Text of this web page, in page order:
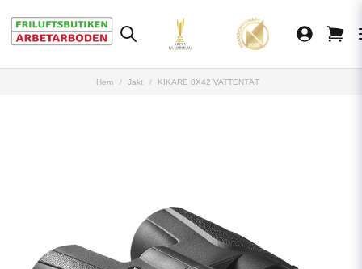
Hem Jakt KIKARE 8X42 VATTENTÄT